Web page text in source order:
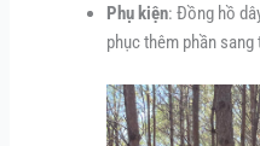
Phụ kiện: Đồng hồ
phục thêm phần sang